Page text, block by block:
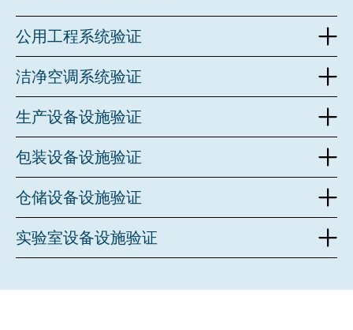
公用工程系统验证
纯化水制备与分配
注射用水制备与分配
纯蒸汽制备与分配
压缩空气制备与分配
洁净空调系统验证
洁净空调系统
洁净室
层流罩
传递窗
生产设备设施验证
洗瓶机
隧道式烘箱
无菌罐装
冻干机
包装设备设施验证
内包装机
贴标机
装盒机
仓储设备设施验证
冷库
恒温室
实验室设备设施验证